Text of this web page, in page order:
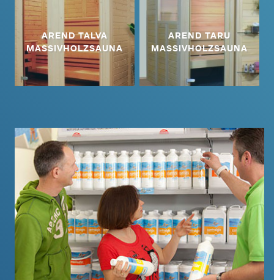
AREND TALVA
MASSIVHOLZSAUNA
AREND TARU
MASSIVHOLZSAUNA